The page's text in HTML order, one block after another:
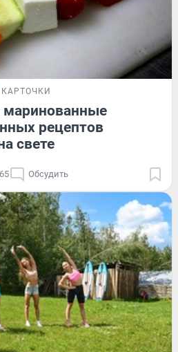
КАРТОЧКИ
маринованные
рецептов
свете
Обсудить